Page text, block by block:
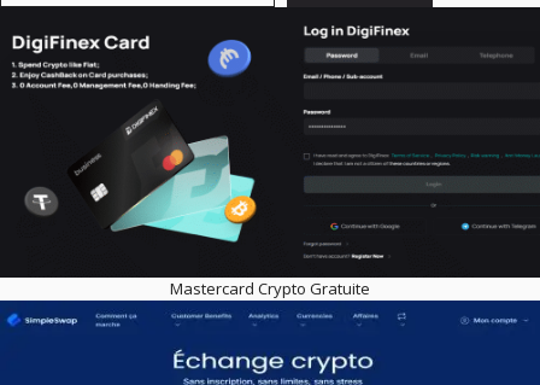
Mastercard Crypto Gratuite